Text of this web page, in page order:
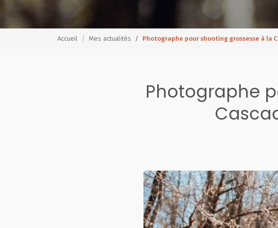
Accueil Mes actualités Photographe pour shooting grossesse à la
Photographe